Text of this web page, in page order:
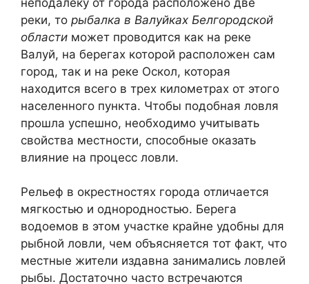
реки, то рыбалка в Валуйках Белгородской
области может проводится как на реке
Валуй, на берегах которой расположен сам
город, так и на реке Оскол, которая
находится всего в трех километрах от этого
населенного пункта. Чтобы подобная ловля
прошла успешно, необходимо учитывать
свойства местности, способные оказать
влияние на процесс ловли.
Рельеф в окрестностях города отличается
мягкостью и однородностью. Берега
водоемов в этом участке крайне удобны для
рыбной ловли, чем объясняется тот факт, что
местные жители издавна занимались ловлей
рыбы. Достаточно часто встречаются